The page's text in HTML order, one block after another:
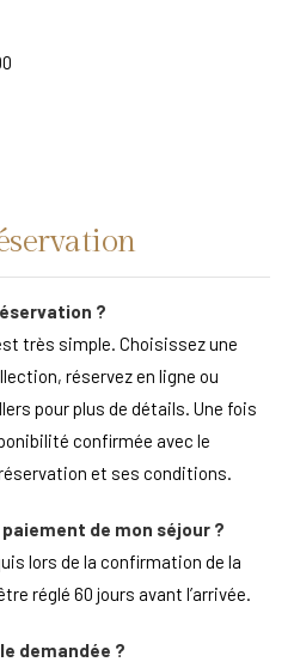
?
très simple. Choisissez une
réservez en ligne ou
pour plus de détails. Une fois
confirmée avec le
et ses conditions.
de mon séjour ?
lors de la confirmation de la
réglé 60 jours avant l’arrivée.
demandée ?